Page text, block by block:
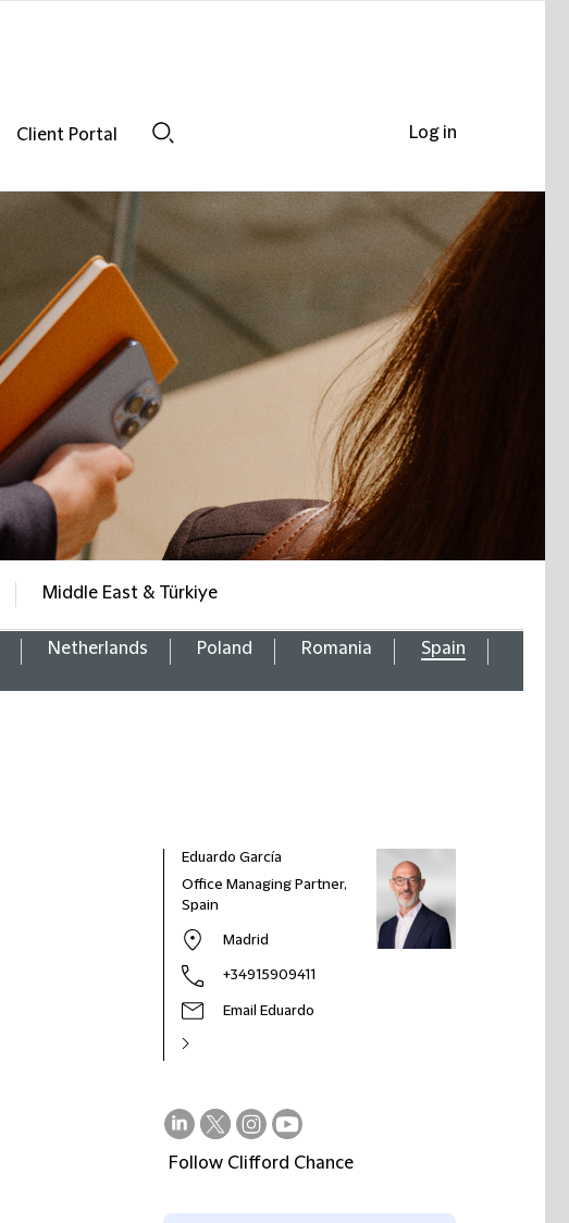
Client Portal
Netherlands Poland Romania
Spain
Middle East & Türkiye
Eduardo García
Office Managing Partner,
Spain
Madrid
+34915909411
Email Eduardo
Follow Clifford Chance
Log in